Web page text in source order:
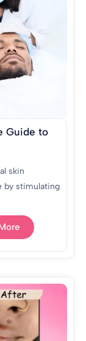
Guide to
skin
by stimulating